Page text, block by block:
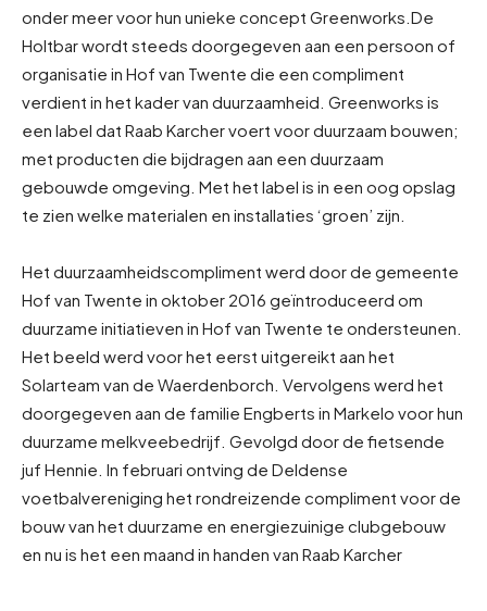
onder meer voor hun unieke concept Greenworks. De
Holtbar wordt steeds doorgegeven aan een persoon of
organisatie in Hof van Twente die een compliment
verdient in het kader van duurzaamheid. Greenworks is
een label dat Raab Karcher voert voor duurzaam bouwen;
met producten die bijdragen aan een duurzaam
gebouwde omgeving. Met het label is in een oog opslag
te zien welke materialen en installaties ‘groen’ zijn.
Het duurzaamheidscompliment werd door de gemeente
Hof van Twente in oktober 2016 geïntroduceerd om
duurzame initiatieven in Hof van Twente te ondersteunen.
Het beeld werd voor het eerst uitgereikt aan het
Solarteam van de Waerdenborch. Vervolgens werd het
doorgegeven aan de familie Engberts in Markelo voor hun
duurzame melkveebedrijf. Gevolgd door de fietsende
juf Hennie. In februari ontving de Deldense
voetbalvereniging het rondreizende compliment voor de
bouw van het duurzame en energiezuinige clubgebouw
en nu is het een maand in handen van Raab Karcher